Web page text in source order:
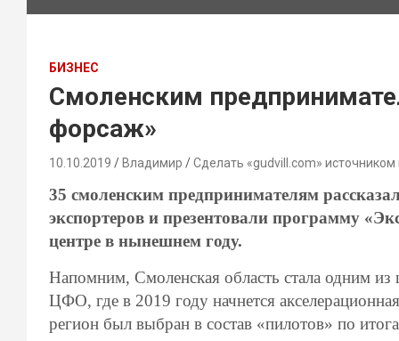
БИЗНЕС
Смоленским
форсаж»
10.10.2019 Владимир Сделать «gudvill.com» источником
35 смоленским предпринимателям
экспортеров и презентовали программу
центре в нынешнем году.
Напомним, Смоленская область стала одним
ЦФО, где в 2019 году начнется
регион был выбран в состав «пилотов» по